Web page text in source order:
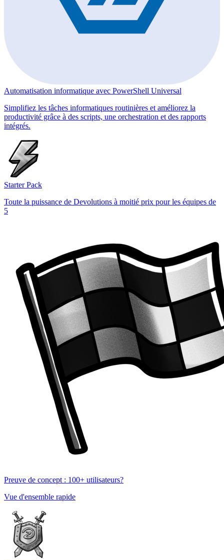
Automatisation informatique avec PowerShell Universal
Simplifiez les tâches informatiques routinières et améliorez la
productivité grâce à des scripts, une orchestration et des rapports
intégrés.
Starter Pack
Toute la puissance de Devolutions à moitié prix pour les équipes de
5
Preuve de concept : 100+ utilisateurs?
Vue d'ensemble rapide